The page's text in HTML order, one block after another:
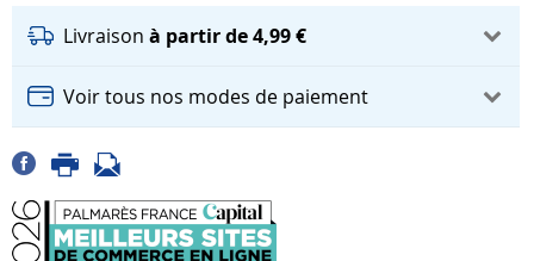
Livraison à partir de 4,99 €
Voir tous nos modes de paiement